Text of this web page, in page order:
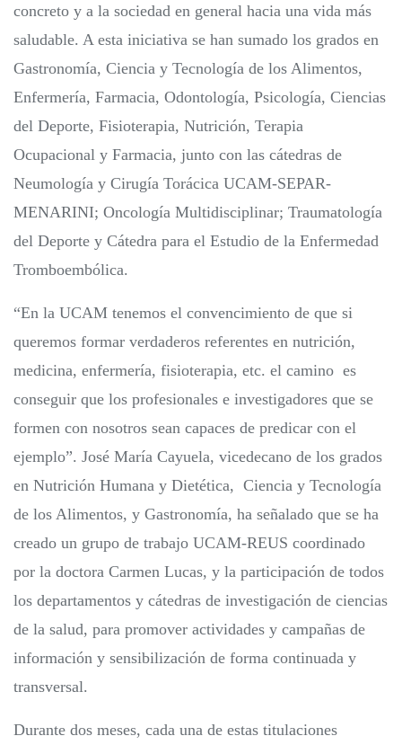
concreto y a la sociedad en general hacia una vida más
saludable. A esta iniciativa se han sumado los grados en
Gastronomía, Ciencia y Tecnología de los Alimentos,
Enfermería, Farmacia, Odontología, Psicología, Ciencias
del Deporte, Fisioterapia, Nutrición, Terapia
Ocupacional y Farmacia, junto con las cátedras de
Neumología y Cirugía Torácica UCAM-SEPAR-
MENARINI; Oncología Multidisciplinar; Traumatología
del Deporte y Cátedra para el Estudio de la Enfermedad
Tromboembólica.
“En la UCAM tenemos el convencimiento de que si
queremos formar verdaderos referentes en nutrición,
medicina, enfermería, fisioterapia, etc. el camino es
conseguir que los profesionales e investigadores que se
formen con nosotros sean capaces de predicar con el
ejemplo”. José María Cayuela, vicedecano de los grados
en Nutrición Humana y Dietética, Ciencia y Tecnología
de los Alimentos, y Gastronomía, ha señalado que se ha
creado un grupo de trabajo UCAM-REUS coordinado
por la doctora Carmen Lucas, y la participación de todos
los departamentos y cátedras de investigación de ciencias
de la salud, para promover actividades y campañas de
información y sensibilización de forma continuada y
transversal.
Durante dos meses, cada una de estas titulaciones